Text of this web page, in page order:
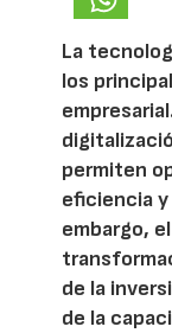
La
los
permiten
eficiencia
embargo,
de la
de la